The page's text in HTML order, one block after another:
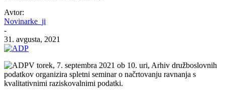
Avtor:
Novinarke_ji
-
31. avgusta, 2021
V torek, 7. septembra 2021 ob 10. uri, Arhiv družboslovnih
podatkov organizira spletni seminar o načrtovanju ravnanja s
kvalitativnimi raziskovalnimi podatki.